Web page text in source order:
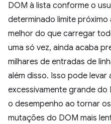
DOM à lista conforme o
determinado limite próximo
melhor do que carregar
uma só vez, ainda acaba
milhares de entradas de
além disso. Isso pode levar
excessivamente grande
o desempenho ao tornar
mutações do DOM mais